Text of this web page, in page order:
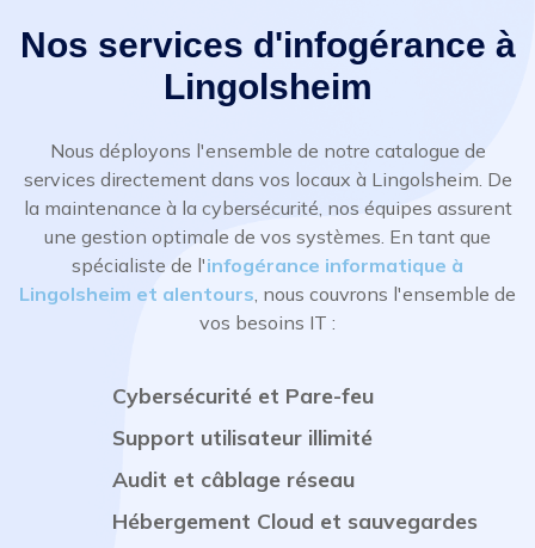
Nos services d'infogérance à
Lingolsheim
Nous déployons l'ensemble de notre catalogue de
services directement dans vos locaux à Lingolsheim. De
la maintenance à la cybersécurité, nos équipes assurent
une gestion optimale de vos systèmes. En tant que
spécialiste de l'infogérance informatique à
Lingolsheim et alentours, nous couvrons l'ensemble de
vos besoins IT :
Cybersécurité et Pare-feu
Support utilisateur illimité
Audit et câblage réseau
Hébergement Cloud et sauvegardes